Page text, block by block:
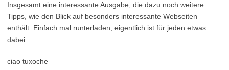
Insgesamt eine interessante Ausgabe, die dazu noch weitere
Tipps, wie den Blick auf besonders interessante Webseiten
enthält. Einfach mal runterladen, eigentlich ist für jeden etwas
dabei.
ciao tuxoche